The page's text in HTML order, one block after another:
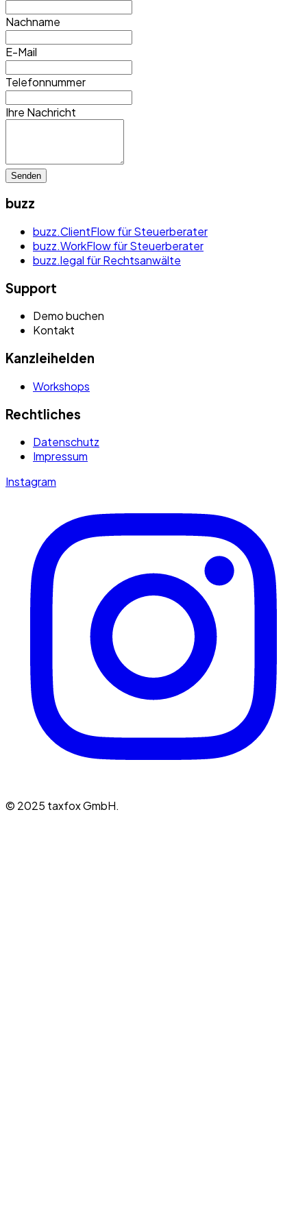
Nachname
E-Mail
Telefonnummer
Ihre Nachricht
Senden
buzz
buzz.ClientFlow für Steuerberater
buzz.WorkFlow für Steuerberater
buzz.legal für Rechtsanwälte
Support
Demo buchen
Kontakt
Kanzleihelden
Workshops
Rechtliches
Datenschutz
Impressum
Instagram
© 2025 taxfox GmbH.